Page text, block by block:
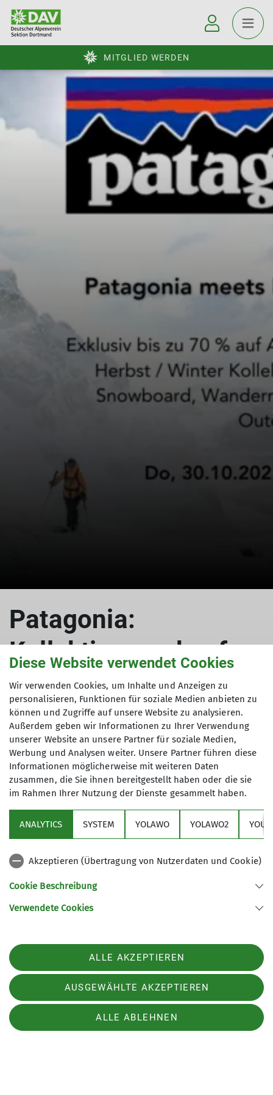
MITGLIED WERDEN
Patagonia:
Kollektionsverkauf
17.10.2025
News Veranstaltung
Patagonia meets DAV Dortmund
Kollektionsverkauf am 30.10.2025 um 18:30 Uhr in
unserer Geschäftsstelle (Märkische Str. 50, 44141
Dortmund).
Exklusiv: Bis zu 70 % Rabatt auf Artikel der
Snowboard, Wandern, Klettern, Urban Outdoor).
– Männer: M
– Frauen: S
Diese Website verwendet Cookies
Wir verwenden Cookies, um Inhalte und Anzeigen zu
personalisieren, Funktionen für soziale Medien anbieten zu
können und Zugriffe auf unsere Website zu analysieren.
Außerdem geben wir Informationen zu Ihrer Verwendung
unserer Website an unsere Partner für soziale Medien,
Werbung und Analysen weiter. Unsere Partner führen diese
Informationen möglicherweise mit weiteren Daten
zusammen, die Sie ihnen bereitgestellt haben oder die sie
im Rahmen Ihrer Nutzung der Dienste gesammelt haben.
ANALYTICS SYSTEM YOLAWO YOLAWO2
Akzeptieren (Übertragung von Nutzerdaten und Cookie)
Cookie Beschreibung
Verwendete Cookies
ALLE AKZEPTIEREN
AUSGEWÄHLTE AKZEPTIEREN
ALLE ABLEHNEN